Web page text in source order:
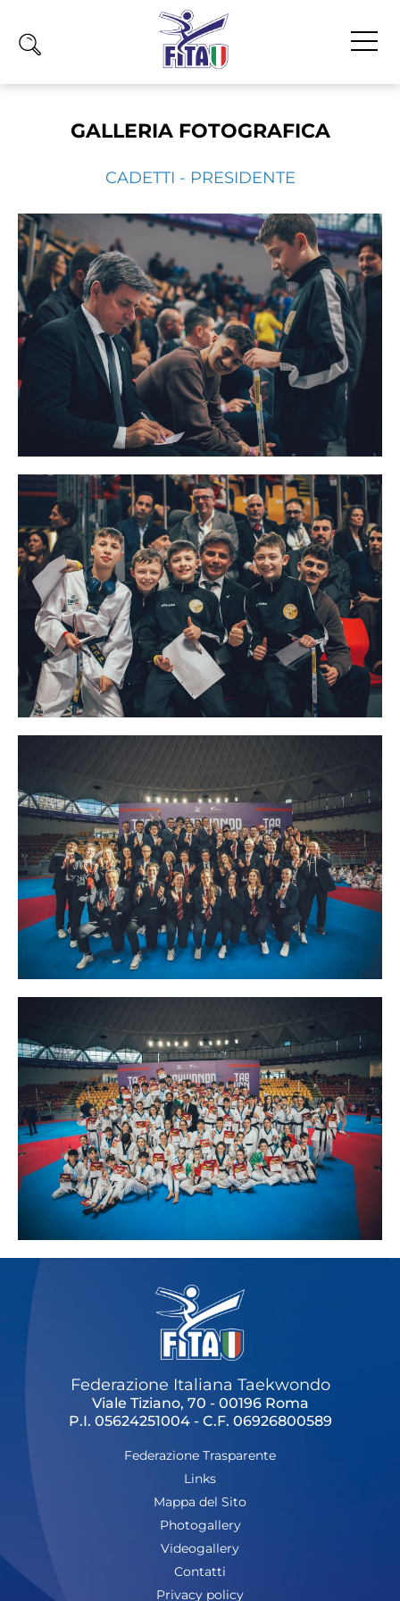
News
Olimpiadi
Atleti
Atleti Combattimento
Atleti Poomsae e Freestyle
Atleti Parataekwondo
Competizioni
Licenze WT
Formazione
Amministrazione
Salute
Rivista Olympic Dream
Links
Mappa del sito
Photogallery
Cookie policy
Feed
Dove siamo
Federazione Trasparente
Fita HUB
GALLERIA FOTOGRAFICA
CADETTI - PRESIDENTE
Federazione Italiana Taekwondo
Viale Tiziano, 70 - 00196 Roma
P.I. 05624251004 - C.F. 06926800589
Federazione Trasparente
Links
Mappa del Sito
Photogallery
Videogallery
Contatti
Privacy policy